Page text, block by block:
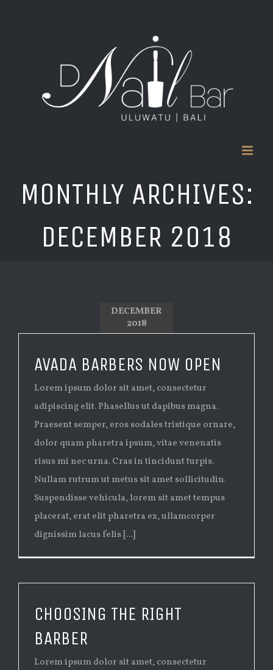
MONTHLY ARCHIVES:
DECEMBER 2018
DECEMBER
2018
AVADA BARBERS NOW OPEN
Lorem ipsum dolor sit amet, consectetur
adipiscing elit. Phasellus ut dapibus magna.
Praesent semper, eros sodales tristique ornare,
dolor quam pharetra ipsum, vitae venenatis
risus mi nec urna. Cras in tincidunt turpis.
Nullam rutrum ut metus sit amet sollicitudin.
Suspendisse vehicula, lorem sit amet tempus
placerat, erat elit pharetra ex, ullamcorper
dignissim lacus felis [...]
CHOOSING THE RIGHT
BARBER
Lorem ipsum dolor sit amet, consectetur